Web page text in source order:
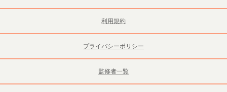
利用規約
プライバシーポリシー
監修者一覧